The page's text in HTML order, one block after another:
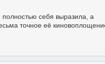
себя выразила, а
точное её